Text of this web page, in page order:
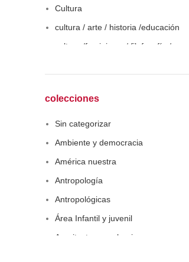
Cultura
cultura / arte / historia /educación
cultura /feminismo / filofosofía /
Economía
colecciones
Sin categorizar
Ambiente y democracia
América nuestra
Antropología
Antropológicas
Área Infantil y juvenil
Arquitectura y urbanismo